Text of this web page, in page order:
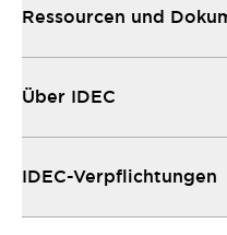
Ressourcen und
Über IDEC
IDEC-Verpflichtungen